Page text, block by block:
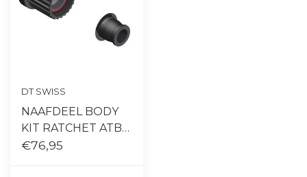
DT SWISS
NAAFDEEL BODY
KIT RATCHET ATB
SH12 EXP 142/148/12
€76,95